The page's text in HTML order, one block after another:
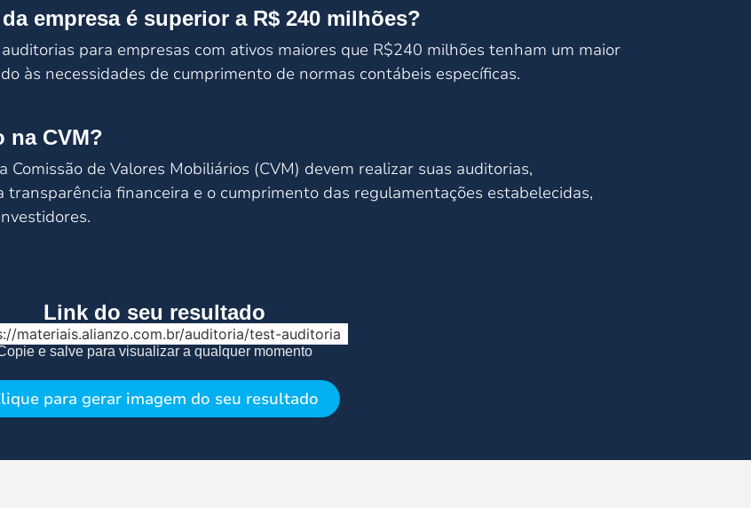
empresa é superior a R$ 240 milhões?
para empresas com ativos maiores que R$240 milhões tenham um maior
às necessidades de cumprimento de normas contábeis específicas.
na CVM?
de Valores Mobiliários (CVM) devem realizar suas auditorias,
financeira e o cumprimento das regulamentações estabelecidas,
Link do seu resultado
materiais.alianzo.com.br/auditoria/test-auditoria
e salve para visualizar a qualquer momento
para gerar imagem do seu resultado